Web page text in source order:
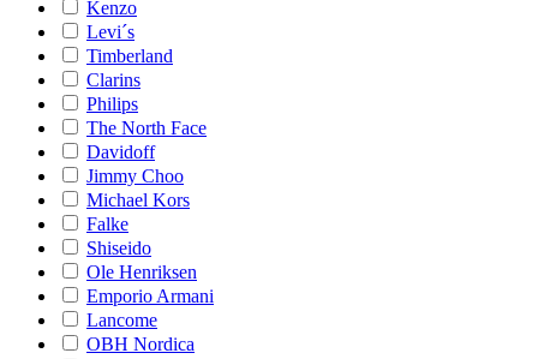
Kenzo
Levi´s
Timberland
Clarins
Philips
The North Face
Davidoff
Jimmy Choo
Michael Kors
Falke
Shiseido
Ole Henriksen
Emporio Armani
Lancome
OBH Nordica